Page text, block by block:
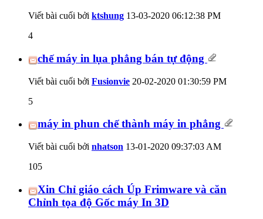
Viết bài cuối bởi ktshung 13-03-2020 06:12:38 PM
4
chế máy in lụa phẳng bán tự động
Viết bài cuối bởi Fusionvie 20-02-2020 01:30:59 PM
5
máy in phun chế thành máy in phẳng
Viết bài cuối bởi nhatson 13-01-2020 09:37:03 AM
105
Xin Chỉ giáo cách Úp Frimware và căn
Chỉnh tọa độ Gốc máy In 3D